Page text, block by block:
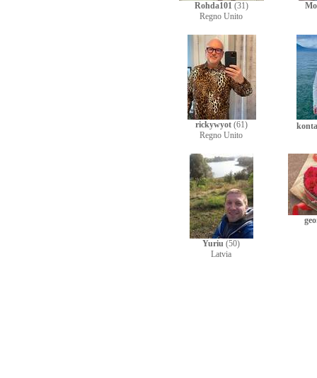
Rohda101 (31)
Regno Unito
rickywyot (61)
Regno Unito
Yuriu (50)
Latvia